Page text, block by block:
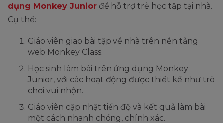
dụng Monkey Junior để hỗ trợ trẻ học tập tại nhà.
Cụ thể:
Giáo viên giao bài tập về nhà trên nền tảng
web Monkey Class.
Học sinh làm bài trên ứng dụng Monkey
Junior, với các hoạt động được thiết kế như trò
chơi vui nhộn.
Giáo viên cập nhật tiến độ và kết quả làm bài
một cách nhanh chóng, chính xác.